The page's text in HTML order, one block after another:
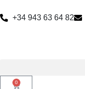
+34 943 63 64 82
0